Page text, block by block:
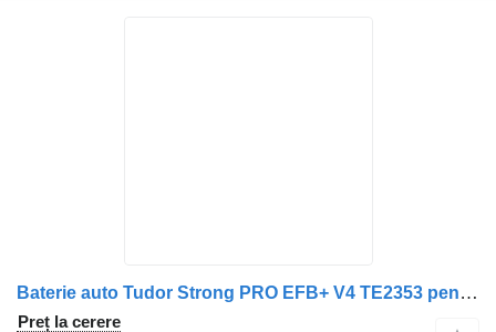
Baterie auto Tudor Strong PRO EFB+ V4 TE2353 pentru camion Volvo
Preț la cerere